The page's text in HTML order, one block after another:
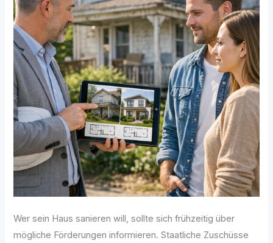
Wer sein Haus sanieren will, sollte sich frühzeitig über
mögliche Förderungen informieren. Staatliche Zuschüsse